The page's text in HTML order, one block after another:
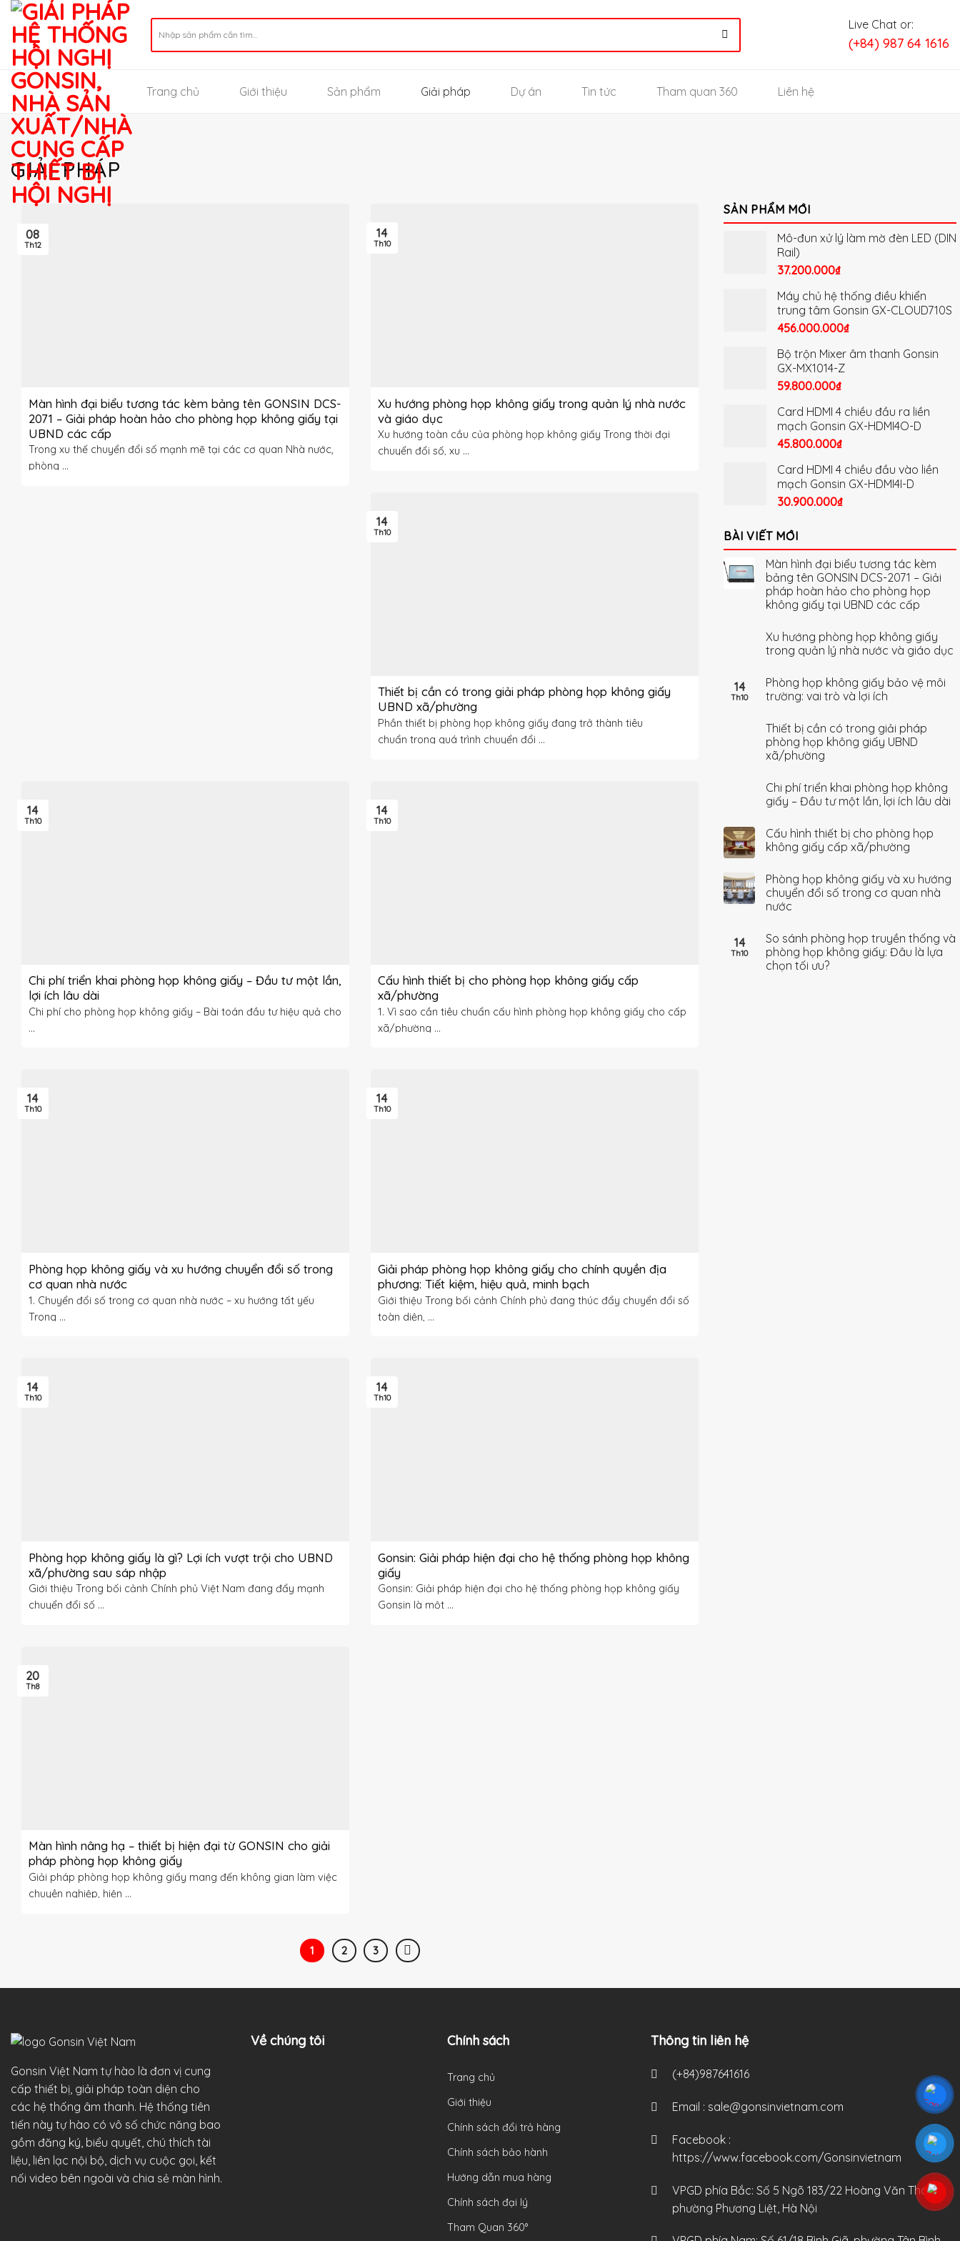
Skip
content
for:
Live Chat or:
(+84) 987 64 1616
Trang chủ Giới thiệu Sản phẩm Giải pháp Dự án Tin tức Tham quan 360 Liên hệ
GIẢI PHÁP
Màn hình đại biểu tương tác kèm bảng tên GONSIN DCS-
2071 – Giải pháp hoàn hảo cho phòng họp không giấy tại
UBND các cấp
Trong xu thế chuyển đổi số mạnh mẽ tại các cơ quan Nhà nước,
phòng ...
08
Th12
Xu hướng phòng họp không giấy trong quản lý nhà nước
và giáo dục
Xu hướng toàn cầu của phòng họp không giấy Trong thời đại
chuyển đổi số, xu ...
14
Th10
Thiết bị cần có trong giải pháp phòng họp không giấy
UBND xã/phường
Phần thiết bị phòng họp không giấy đang trở thành tiêu
chuẩn trong quá trình chuyển đổi ...
14
Th10
Chi phí triển khai phòng họp không giấy – Đầu tư một lần,
lợi ích lâu dài
Chi phí cho phòng họp không giấy – Bài toán đầu tư hiệu quả cho
...
14
Th10
Cấu hình thiết bị cho phòng họp không giấy cấp
xã/phường
1. Vì sao cần tiêu chuẩn cấu hình phòng họp không giấy cho cấp
xã/phường ...
14
Th10
Phòng họp không giấy và xu hướng chuyển đổi số trong
cơ quan nhà nước
1. Chuyển đổi số trong cơ quan nhà nước – xu hướng tất yếu
Trong ...
14
Th10
Giải pháp phòng họp không giấy cho chính quyền địa
phương: Tiết kiệm, hiệu quả, minh bạch
Giới thiệu Trong bối cảnh Chính phủ đang thúc đẩy chuyển đổi số
toàn diện, ...
14
Th10
Phòng họp không giấy là gì? Lợi ích vượt trội cho UBND
xã/phường sau sáp nhập
Giới thiệu Trong bối cảnh Chính phủ Việt Nam đang đẩy mạnh
chuyển đổi số ...
14
Th10
Gonsin: Giải pháp hiện đại cho hệ thống phòng họp không
giấy
Gonsin: Giải pháp hiện đại cho hệ thống phòng họp không giấy
Gonsin là một ...
14
Th10
Màn hình nâng hạ – thiết bị hiện đại từ GONSIN cho giải
pháp phòng họp không giấy
Giải pháp phòng họp không giấy mang đến không gian làm việc
chuyên nghiệp, hiện ...
20
Th8
1 2 3
SẢN PHẨM MỚI
Mô-đun xử lý làm mờ đèn LED (DIN
Rail)
37.200.000₫
Máy chủ hệ thống điều khiển
trung tâm Gonsin GX-CLOUD710S
456.000.000₫
Bộ trộn Mixer âm thanh Gonsin
GX-MX1014-Z
59.800.000₫
Card HDMI 4 chiều đầu ra liền
mạch Gonsin GX-HDMI4O-D
45.800.000₫
Card HDMI 4 chiều đầu vào liền
mạch Gonsin GX-HDMI4I-D
30.900.000₫
BÀI VIẾT MỚI
Màn hình đại biểu tương tác kèm
bảng tên GONSIN DCS-2071 – Giải
pháp hoàn hảo cho phòng họp
không giấy tại UBND các cấp
Xu hướng phòng họp không giấy
trong quản lý nhà nước và giáo dục
14
Th10
Phòng họp không giấy bảo vệ môi
trường: vai trò và lợi ích
Thiết bị cần có trong giải pháp
phòng họp không giấy UBND
xã/phường
Chi phí triển khai phòng họp không
giấy – Đầu tư một lần, lợi ích lâu dài
Cấu hình thiết bị cho phòng họp
không giấy cấp xã/phường
Phòng họp không giấy và xu hướng
chuyển đổi số trong cơ quan nhà
nước
14
Th10
So sánh phòng họp truyền thống và
phòng họp không giấy: Đâu là lựa
chọn tối ưu?
Gonsin Việt Nam tự hào là đơn vị cung
cấp thiết bị, giải pháp toàn diện cho
các hệ thống âm thanh. Hệ thống tiên
tiến này tự hào có vô số chức năng bao
gồm đăng ký, biểu quyết, chú thích tài
liệu, liên lạc nội bộ, dịch vụ cuộc gọi, kết
nối video bên ngoài và chia sẻ màn hình.
Về chúng tôi Chính sách
Trang chủ
Giới thiệu
Chính sách đổi trả hàng
Chính sách bảo hành
Hướng dẫn mua hàng
Chính sách đại lý
Tham Quan 360°
Thông tin liên hệ
(+84)987641616
Email : sale@gonsinvietnam.com
Facebook :
https://www.facebook.com/Gonsinvietnam
VPGD phía Bắc: Số 5 Ngõ 183/22 Hoàng Văn Thái,
phường Phương Liệt, Hà Nội